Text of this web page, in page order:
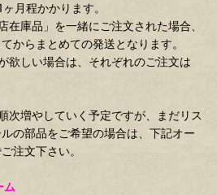
月程かかります。
庫品」を一緒にご注文された場合、
からまとめての発送となります。
欲しい場合は、それぞれのご注文は
次増やしていく予定ですが、まだリス
の部品をご希望の場合は、下記オー
注文下さい。
ム